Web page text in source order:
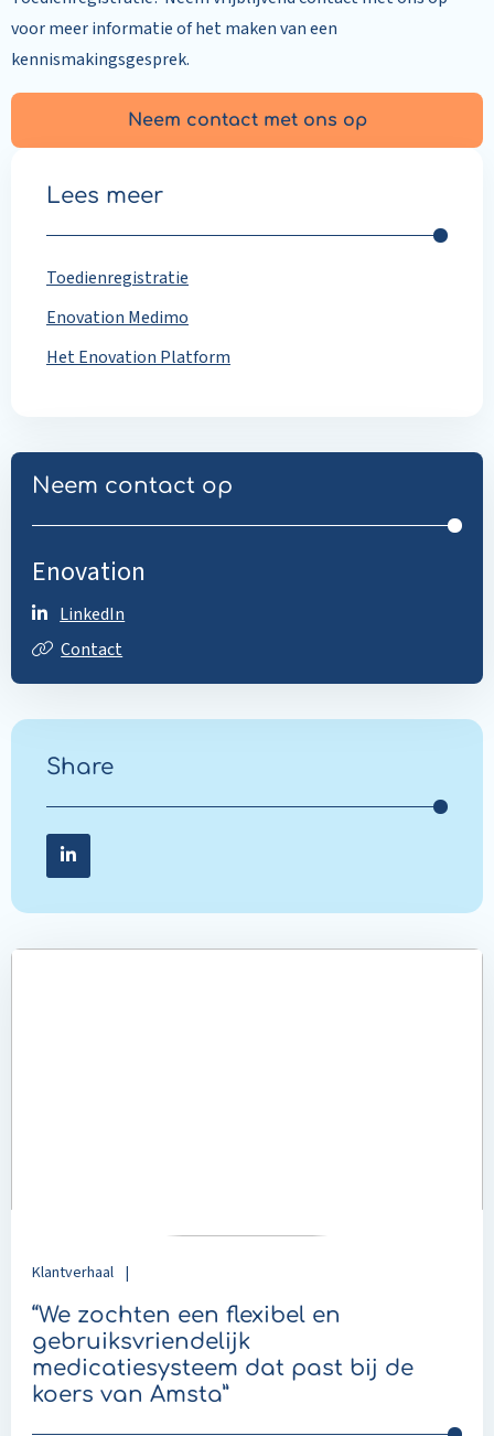
voor meer informatie of het maken van een
kennismakingsgesprek.
Neem contact met ons op
Lees meer
Toedienregistratie
Enovation Medimo
Het Enovation Platform
Neem contact op
Enovation
LinkedIn
Contact
Share
Share on LinkedIn
Share
LinkedIn
Klantverhaal |
“We zochten een flexibel en
gebruiksvriendelijk
medicatiesysteem dat past bij de
koers van Amsta”
Read
koers
van
Amsta”